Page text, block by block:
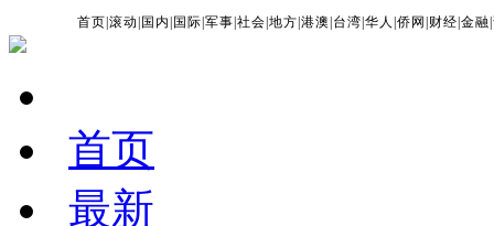
首页 |滚动 国内 国际 |军事 |社会 |地方 |港澳 台湾 |华人 |侨网 财经 |金融 |
首页
最新